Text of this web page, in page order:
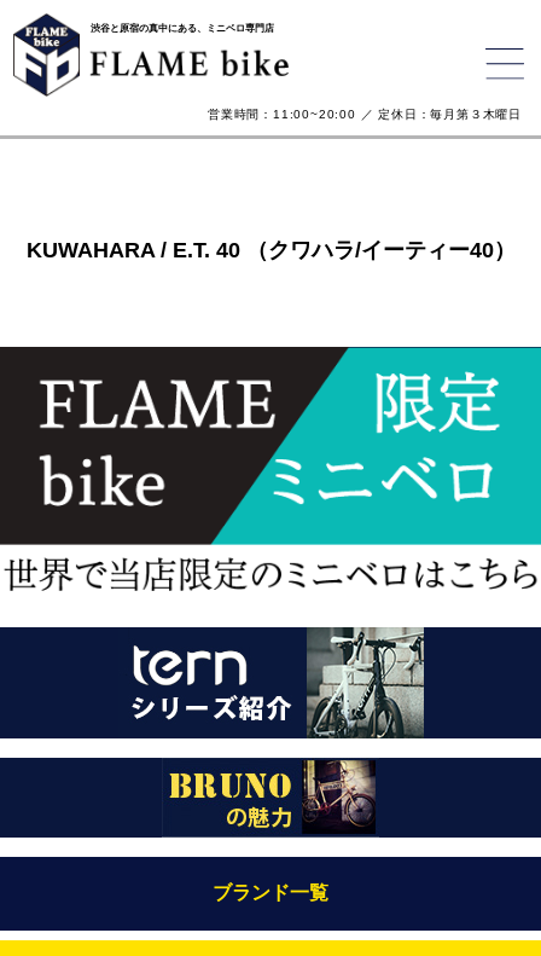
渋谷と原宿の真中にある、ミニベロ専門店
営業時間：11:00~20:00 ／ 定休日：毎月第３木曜日
KUWAHARA / E.T. 40 （クワハラ/イーティー40）
ブランド一覧
Bianchi（ビアンキ）